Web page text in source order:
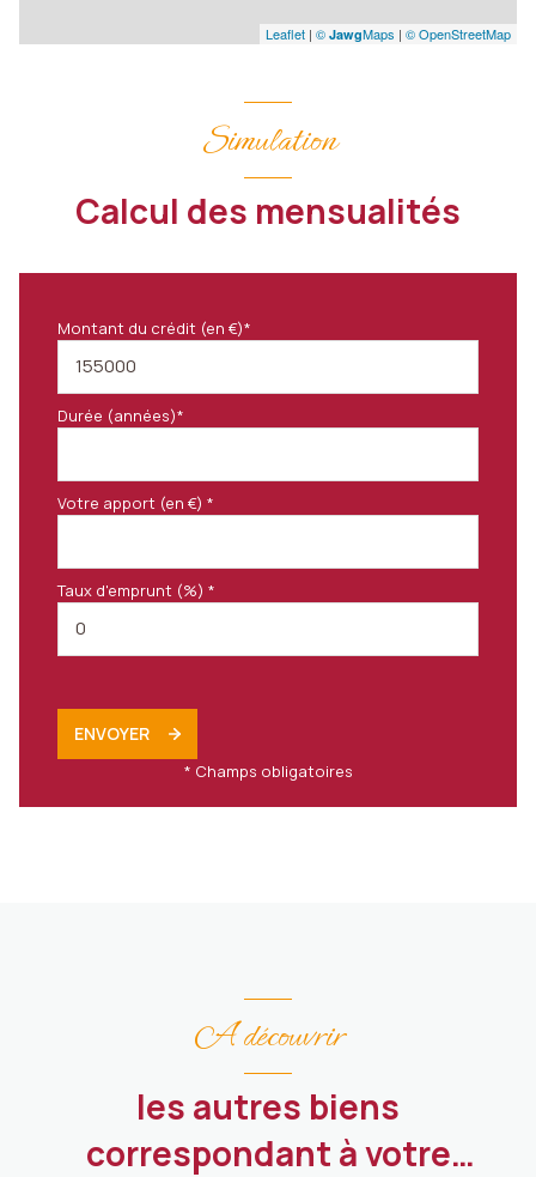
Leaflet | © JawgMaps | © OpenStreetMap
Simulation
Calcul des mensualités
Montant du crédit (en €)*
Durée (années)*
Votre apport (en €) *
Taux d'emprunt (%) *
ENVOYER
* Champs obligatoires
A découvrir
les autres biens
correspondant à votre